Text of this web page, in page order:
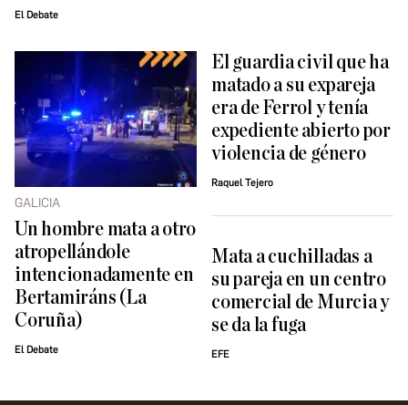
El Debate
GALICIA
Un hombre mata a otro
atropellándole
intencionadamente en
Bertamiráns (La
Coruña)
El Debate
El guardia civil que ha
matado a su expareja
era de Ferrol y tenía
expediente abierto por
violencia de género
Raquel Tejero
Mata a cuchilladas a
su pareja en un centro
comercial de Murcia y
se da la fuga
EFE